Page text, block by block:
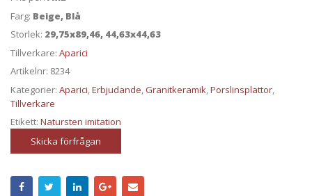
Farg: Beige, Blå
Storlek: 29,75x89,46, 44,63x44,63
Tillverkare: Aparici
Artikelnr: 8234
Kategorier: Aparici,Erbjudande,Granitkeramik,Porslinsplattor,
Tillverkare
Etikett: Natursten imitation
Skicka förfrågan